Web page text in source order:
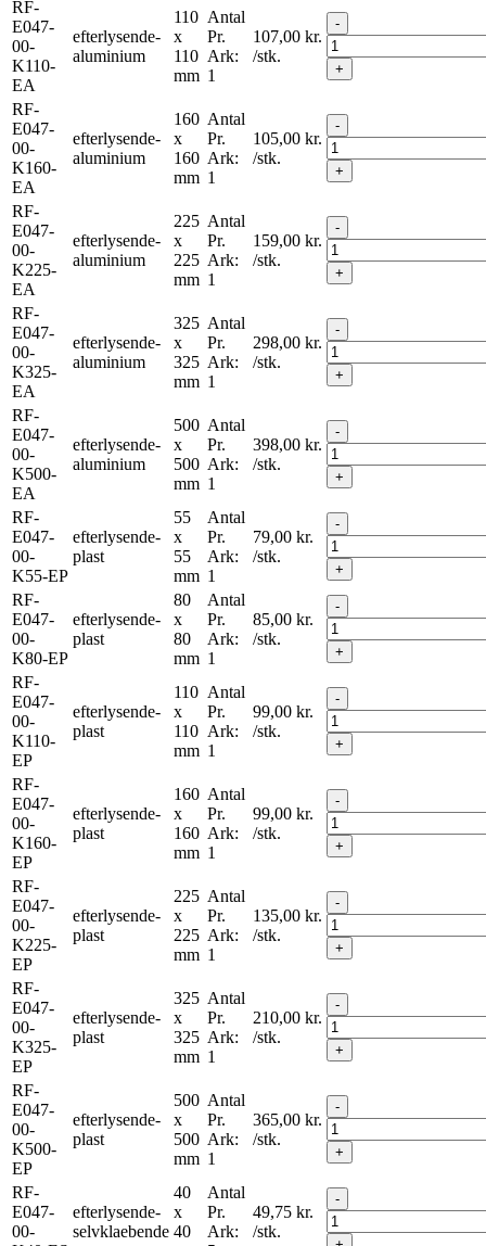
RF-
E047-
00-
K110-
EA
efterlysende-
aluminium
110
x
110
mm
Antal
Pr.
Ark:
1
107,00 kr.
/stk.
-
+
RF-
E047-
00-
K160-
EA
efterlysende-
aluminium
160
x
160
mm
Antal
Pr.
Ark:
1
105,00 kr.
/stk.
-
+
RF-
E047-
00-
K225-
EA
efterlysende-
aluminium
225
x
225
mm
Antal
Pr.
Ark:
1
159,00 kr.
/stk.
-
+
RF-
E047-
00-
K325-
EA
efterlysende-
aluminium
325
x
325
mm
Antal
Pr.
Ark:
1
298,00 kr.
/stk.
-
+
RF-
E047-
00-
K500-
EA
efterlysende-
aluminium
500
x
500
mm
Antal
Pr.
Ark:
1
398,00 kr.
/stk.
-
+
RF-
E047-
00-
K55-EP
efterlysende-
plast
55
x
55
mm
Antal
Pr.
Ark:
1
79,00 kr.
/stk.
-
+
RF-
E047-
00-
K80-EP
efterlysende-
plast
80
x
80
mm
Antal
Pr.
Ark:
1
85,00 kr.
/stk.
-
+
RF-
E047-
00-
K110-
EP
efterlysende-
plast
110
x
110
mm
Antal
Pr.
Ark:
1
99,00 kr.
/stk.
-
+
RF-
E047-
00-
K160-
EP
efterlysende-
plast
160
x
160
mm
Antal
Pr.
Ark:
1
99,00 kr.
/stk.
-
+
RF-
E047-
00-
K225-
EP
efterlysende-
plast
225
x
225
mm
Antal
Pr.
Ark:
1
135,00 kr.
/stk.
-
+
RF-
E047-
00-
K325-
EP
efterlysende-
plast
325
x
325
mm
Antal
Pr.
Ark:
1
210,00 kr.
/stk.
-
+
RF-
E047-
00-
K500-
EP
efterlysende-
plast
500
x
500
mm
Antal
Pr.
Ark:
1
365,00 kr.
/stk.
-
+
RF-
E047-
00-
efterlysende-
selvklaebende
40
x
40
Antal
Pr.
Ark:
49,75 kr.
/stk.
-